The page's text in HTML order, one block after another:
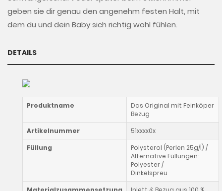
geben sie dir genau den angenehm festen Halt, mit
dem du und dein Baby sich richtig wohl fühlen.
DETAILS
Produktname
Das Original mit Feinköper
Bezug
Artikelnummer
51xxxx0x
Füllung
Polysterol (Perlen 25g/l) /
Alternative Füllungen:
Polyester /
Dinkelspreu